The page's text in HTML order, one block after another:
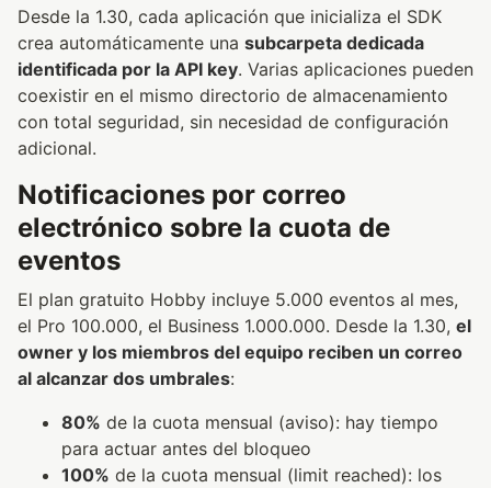
Desde la 1.30, cada aplicación que inicializa el SDK
crea automáticamente una subcarpeta dedicada
identificada por la API key. Varias aplicaciones pueden
coexistir en el mismo directorio de almacenamiento
con total seguridad, sin necesidad de configuración
adicional.
Notificaciones por correo
electrónico sobre la cuota de
eventos
El plan gratuito Hobby incluye 5.000 eventos al mes,
el Pro 100.000, el Business 1.000.000. Desde la 1.30, el
owner y los miembros del equipo reciben un correo
al alcanzar dos umbrales:
80% de la cuota mensual (aviso): hay tiempo
para actuar antes del bloqueo
100% de la cuota mensual (limit reached): los